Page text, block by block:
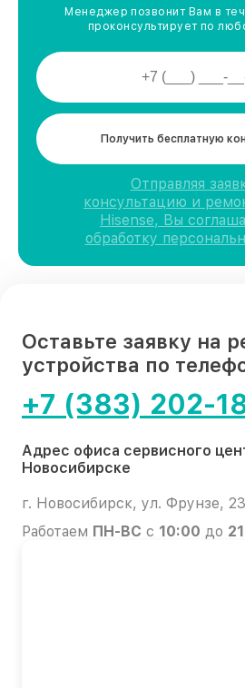
Менеджер позвонит Вам в
проконсультирует по
Получить бесплатную
Отправляя
консультацию и
Hisense, Вы
обработку
Оставьте заявку на
устройства по
+7 (383) 202-
Адрес офиса сервисного
Новосибирске
г. Новосибирск, ул. Фрунзе,
Работаем ПН-ВС с 10:00 до